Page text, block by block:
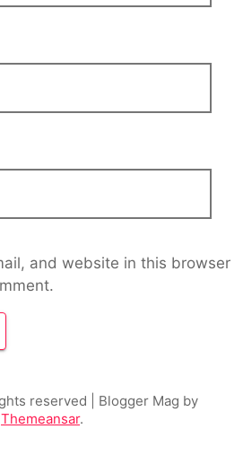
and website in this browser
reserved | Blogger Mag by
Themeansar.